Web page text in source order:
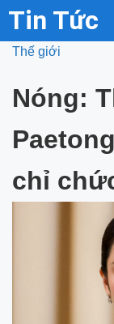
Tin Tức
Thế giới
Nóng:
chỉ